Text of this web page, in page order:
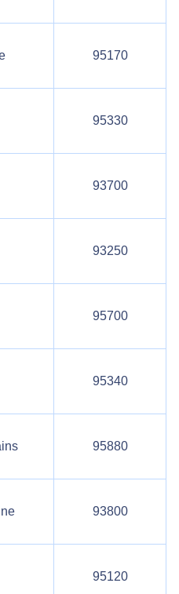
95170
95330
93700
93250
95700
95340
95880
93800
95120